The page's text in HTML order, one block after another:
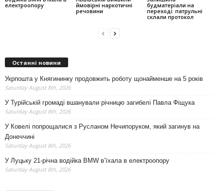
електроопору
ймовірні наркотичні
речовини
будматеріали на
переході: патрульні
склали протокол
Останні новини
Укрпошта у Княгининку продовжить роботу щонайменше на 5 років
Saturday August 8th, 2026
У Турійській громаді вшанували річницю загибелі Павла Фіщука
Saturday August 8th, 2026
У Ковелі попрощалися з Русланом Нечипоруком, який загинув на
Донеччині
Saturday August 8th, 2026
У Луцьку 21-річна водійка BMW в’їхала в електроопору
Saturday August 8th, 2026